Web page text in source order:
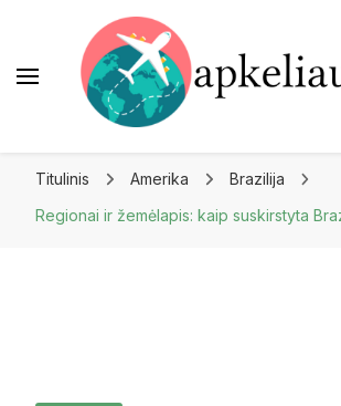
Titulinis Amerika
Brazilija
Regionai ir žemėlapis: kaip suskirstyta